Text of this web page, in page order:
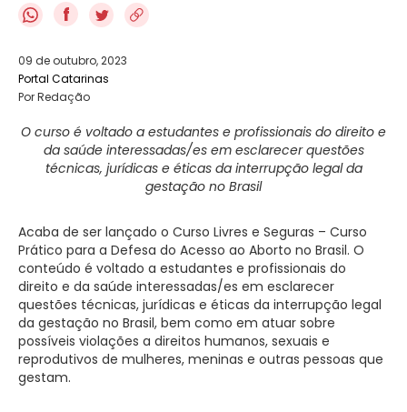
f
09 de outubro, 2023
Portal Catarinas
Por Redação
O curso é voltado a estudantes e profissionais do direito e
da saúde interessadas/es em esclarecer questões
técnicas, jurídicas e éticas da interrupção legal da
gestação no Brasil
Acaba de ser lançado o Curso Livres e Seguras – Curso
Prático para a Defesa do Acesso ao Aborto no Brasil. O
conteúdo é voltado a estudantes e profissionais do
direito e da saúde interessadas/es em esclarecer
questões técnicas, jurídicas e éticas da interrupção legal
da gestação no Brasil, bem como em atuar sobre
possíveis violações a direitos humanos, sexuais e
reprodutivos de mulheres, meninas e outras pessoas que
gestam.